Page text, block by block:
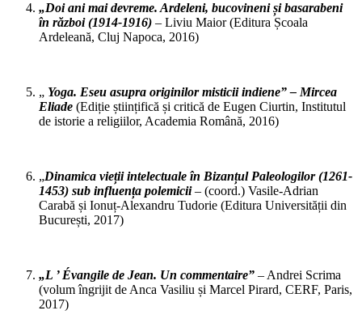
„Doi ani mai devreme. Ardeleni, bucovineni și basarabeni
în război (1914-1916) – Liviu Maior (Editura Școala
Ardeleană, Cluj Napoca, 2016)
„ Yoga. Eseu asupra originilor misticii indiene” – Mircea
Eliade (Ediție științifică și critică de Eugen Ciurtin, Institutul
de istorie a religiilor, Academia Română, 2016)
„Dinamica vieții intelectuale în Bizanțul Paleologilor (1261-
1453) sub influența polemicii– (coord.) Vasile-Adrian
Carabă și Ionuț-Alexandru Tudorie (Editura Universității din
București, 2017)
„L ’ Évangile de Jean. Un commentaire” – Andrei Scrima
(volum îngrijit de Anca Vasiliu și Marcel Pirard, CERF, Paris,
2017)